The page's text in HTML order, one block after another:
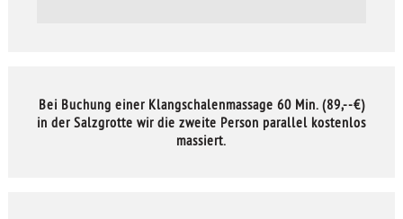
Bei Buchung einer Klangschalenmassage 60 Min. (89,--€)
in der Salzgrotte wir die zweite Person parallel kostenlos
massiert.